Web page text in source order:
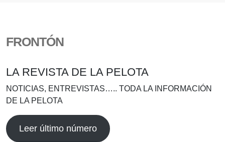
FRONTÓN
LA REVISTA DE LA PELOTA
NOTICIAS, ENTREVISTAS….. TODA LA INFORMACIÓN
DE LA PELOTA
Leer último número